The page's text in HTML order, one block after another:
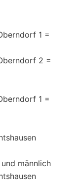
1 =
2 =
1 =
männlich